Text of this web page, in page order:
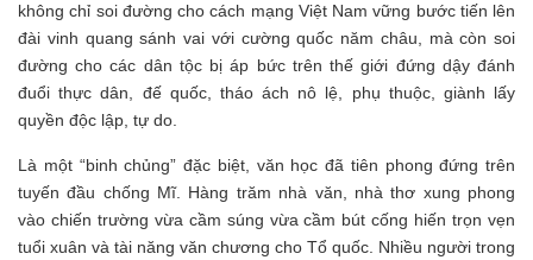
không chỉ soi đường cho cách mạng Việt Nam vững bước tiến lên
đài vinh quang sánh vai với cường quốc năm châu, mà còn soi
đường cho các dân tộc bị áp bức trên thế giới đứng dậy đánh
đuổi thực dân, đế quốc, tháo ách nô lệ, phụ thuộc, giành lấy
quyền độc lập, tự do.
Là một “binh chủng” đặc biệt, văn học đã tiên phong đứng trên
tuyến đầu chống Mĩ. Hàng trăm nhà văn, nhà thơ xung phong
vào chiến trường vừa cầm súng vừa cầm bút cống hiến trọn vẹn
tuổi xuân và tài năng văn chương cho Tổ quốc. Nhiều người trong